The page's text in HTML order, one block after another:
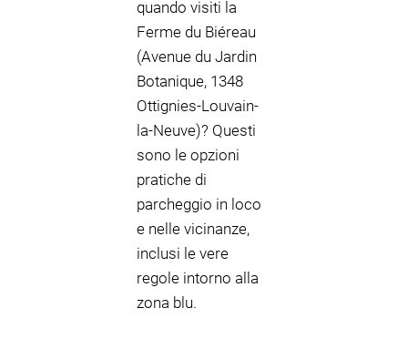
quando visiti la
Ferme du Biéreau
(Avenue du Jardin
Botanique, 1348
Ottignies-Louvain-
la-Neuve)? Questi
sono le opzioni
pratiche di
parcheggio in loco
e nelle vicinanze,
inclusi le vere
regole intorno alla
zona blu.